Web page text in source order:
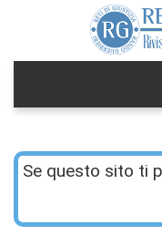
Se questo sito ti